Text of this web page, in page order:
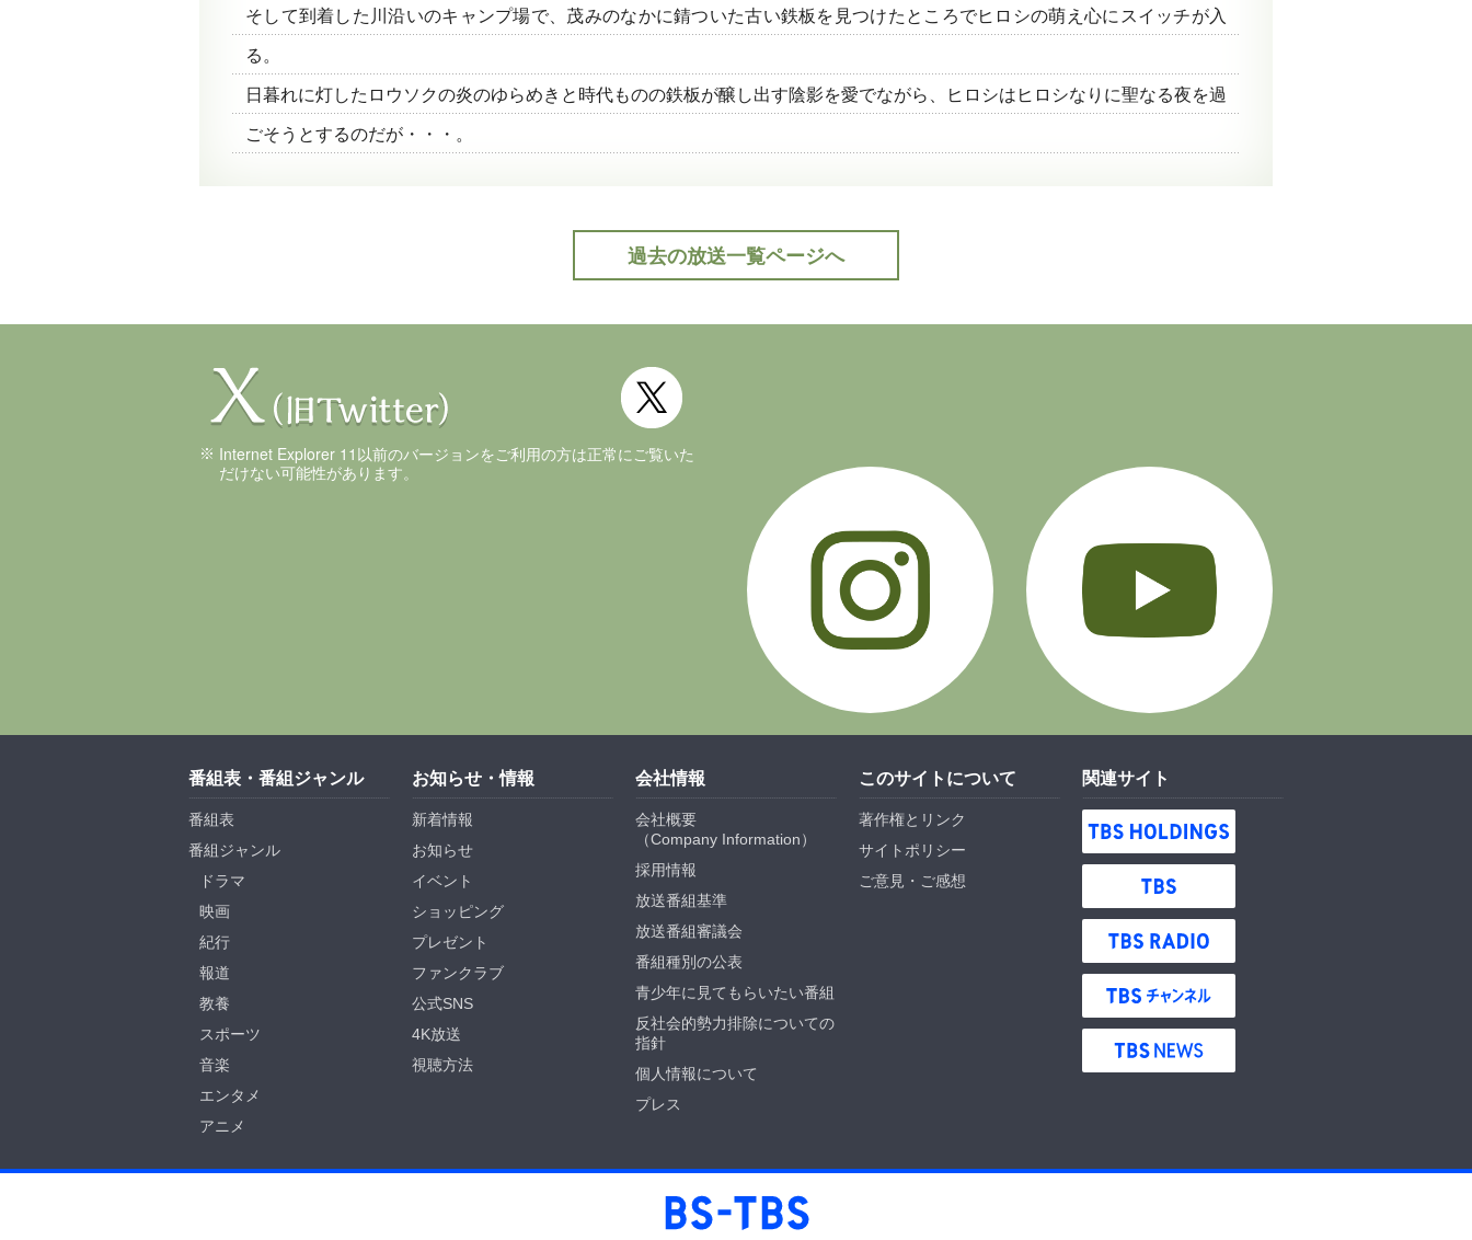
そして到着した川沿いのキャンプ場で、茂みのなかに錆ついた古い鉄板を見つけたところでヒロシの萌え心にスイッチが入
る。
日暮れに灯したロウソクの炎のゆらめきと時代ものの鉄板が醸し出す陰影を愛でながら、ヒロシはヒロシなりに聖なる夜を過
ごそうとするのだが・・・。
過去の放送一覧ページへ
公式Twitter(外部サイト)
Internet Explorer 11以前のバージョンをご利用の方は正常にご覧いた
だけない可能性があります。
Instagram
番組表・番組ジャンル
番組表
番組ジャンル
ドラマ
映画
紀行
報道
教養
スポーツ
音楽
エンタメ
アニメ
お知らせ・情報
新着情報
お知らせ
イベント
ショッピング
プレゼント
ファンクラブ
公式SNS
4K放送
視聴方法
会社情報
会社概要
（Company Information）
採用情報
放送番組基準
放送番組審議会
番組種別の公表
青少年に見てもらいたい番組
反社会的勢力排除についての
指針
個人情報について
プレス
このサイトについて
著作権とリンク
サイトポリシー
ご意見・ご感想
関連サイト